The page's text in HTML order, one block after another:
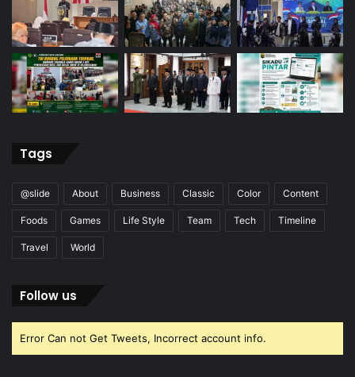
Tags
@slide About Business Classic Color Content
Foods Games Life Style Team Tech Timeline
Travel World
Follow us
Error Can not Get Tweets, Incorrect account info.